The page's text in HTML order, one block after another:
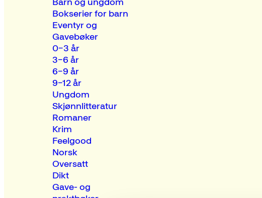
Bokserier for barn
Eventyr og
Gavebøker
0–3 år
3–6 år
6–9 år
9–12 år
Ungdom
Skjønnlitteratur
Romaner
Krim
Feelgood
Norsk
Oversatt
Dikt
Gave- og